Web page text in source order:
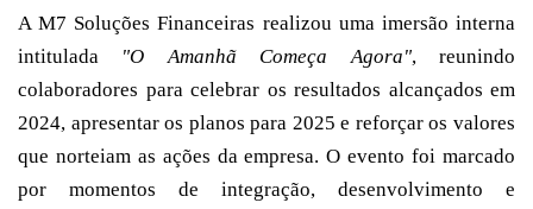
A M7 Soluções Financeiras realizou uma imersão interna
intitulada "O Amanhã Começa Agora", reunindo
colaboradores para celebrar os resultados alcançados em
2024, apresentar os planos para 2025 e reforçar os valores
que norteiam as ações da empresa. O evento foi marcado
por momentos de integração, desenvolvimento e